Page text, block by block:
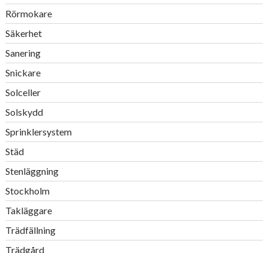
Rörmokare
Säkerhet
Sanering
Snickare
Solceller
Solskydd
Sprinklersystem
Städ
Stenläggning
Stockholm
Takläggare
Trädfällning
Trädgård